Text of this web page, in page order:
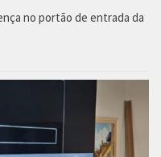
no portão de entrada da